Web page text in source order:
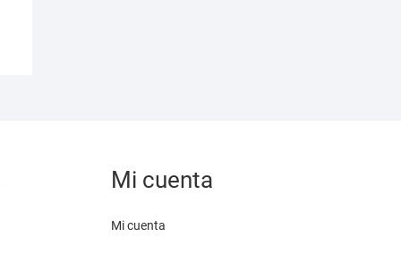
Mi cuenta
Mi cuenta